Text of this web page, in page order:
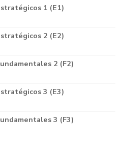
1 (E1)
2 (E2)
2 (F2)
3 (E3)
3 (F3)